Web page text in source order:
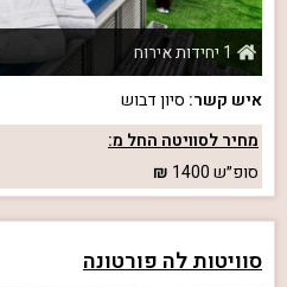
1 יחידות אירוח
איש קשר: סיון דבוש
מחיר לסוויטה החל מ:
סופ״ש1400
סוויטות לה פורטונה